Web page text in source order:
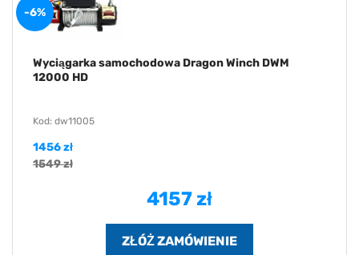
-6%
Wyciągarka samochodowa Dragon Winch DWM
12000 HD
Kod: dw11005
1456 zł
1549 zł
4157 zł